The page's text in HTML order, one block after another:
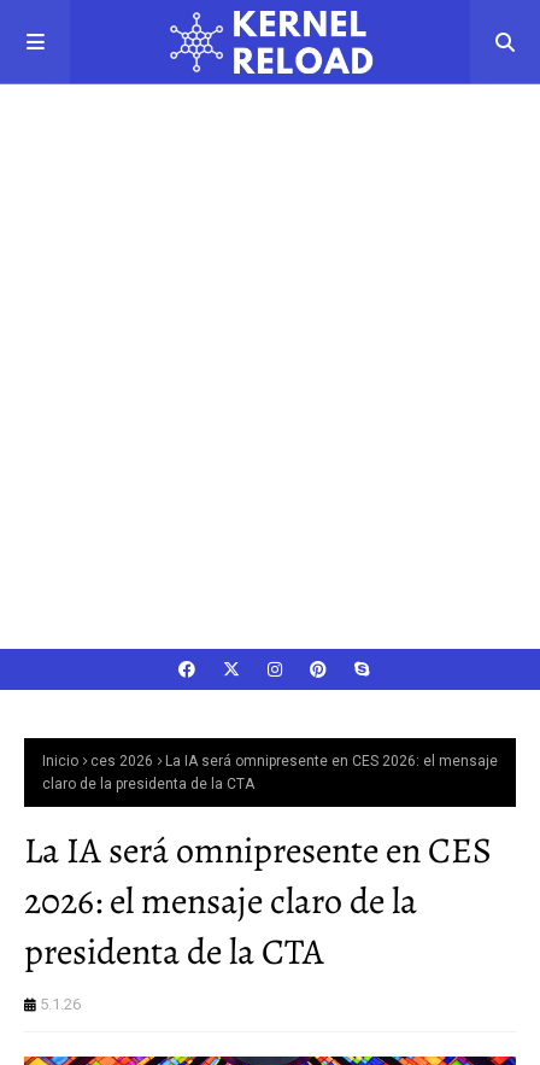
Inicio ces 2026
La IA será omnipresente en CES 2026: el mensaje
claro de la presidenta de la CTA
La IA será omnipresente en CES
2026: el mensaje claro de la
presidenta de la CTA
5.1.26